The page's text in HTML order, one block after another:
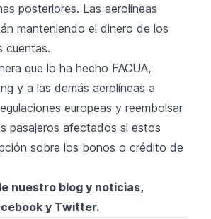
posteriores. Las aerolíneas
manteniendo el dinero de los
cuentas.
que lo ha hecho FACUA,
y a las demás aerolíneas a
europeas y reembolsar
pasajeros afectados si estos
sobre los bonos o crédito de
nuestro blog y noticias,
y Twitter.